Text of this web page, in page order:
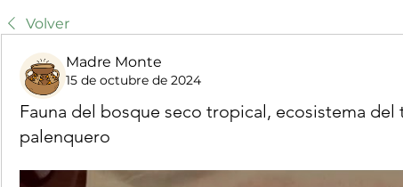
Volver
Madre Monte
15 de octubre de 2024
Fauna del bosque seco tropical, ecosistema
palenquero